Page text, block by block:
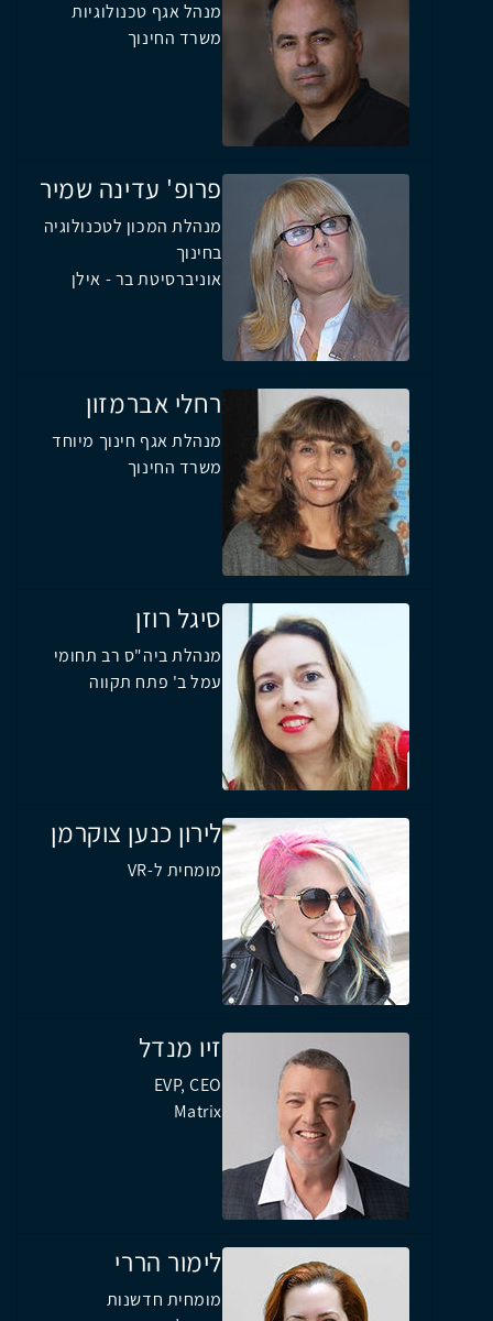
מנהל אגף טכנולוגיות
משרד החינוך
פרופ' עדינה שמיר
מנהלת המכון לטכנולוגיה
בחינוך
אוניברסיטת בר - אילן
רחלי אברמזון
מנהלת אגף חינוך מיוחד
משרד החינוך
סיגל רוזן
מנהלת ביה"ס רב תחומי
עמל ב' פתח תקווה
לירון כנען צוקרמן
מומחית ל-VR
זיו מנדל
EVP, CEO
Matrix
לימור הררי
מומחית חדשנות